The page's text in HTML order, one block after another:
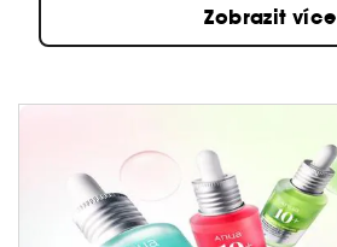
Zobrazit více